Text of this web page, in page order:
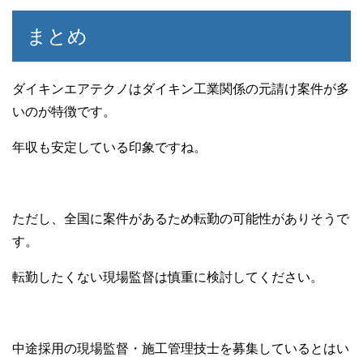
まとめ
ダイキンエアテクノはダイキン工業関係の元請け案件が多
いのが特徴です。
年収も安定している印象ですね。
ただし、全国に案件があるため転勤の可能性がありそうで
す。
転勤したくない現場監督は慎重に検討してください。
中途採用の現場監督・施工管理技士を募集しているとはい